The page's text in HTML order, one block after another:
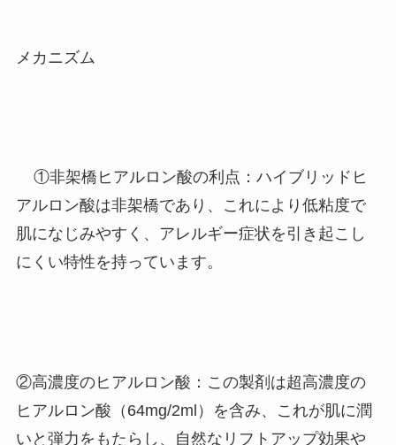
メカニズム
①非架橋ヒアルロン酸の利点：ハイブリッドヒ
アルロン酸は非架橋であり、これにより低粘度で
肌になじみやすく、アレルギー症状を引き起こし
にくい特性を持っています​。
②高濃度のヒアルロン酸：この製剤は超高濃度の
ヒアルロン酸（ 64mg/2ml ）を含み、これが肌に潤
いと弾力をもたらし、自然なリフトアップ効果や